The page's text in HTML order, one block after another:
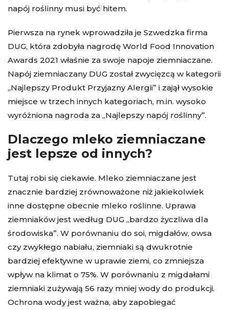
napój roślinny musi być hitem.
Pierwsza na rynek wprowadziła je Szwedzka firma
DUG, która zdobyła nagrodę World Food Innovation
Awards 2021 właśnie za swoje napoje ziemniaczane.
Napój ziemniaczany DUG został zwycięzcą w kategorii
„Najlepszy Produkt Przyjazny Alergii” i zajął wysokie
miejsce w trzech innych kategoriach, m.in. wysoko
wyróżniona nagroda za „Najlepszy napój roślinny”.
Dlaczego mleko ziemniaczane
jest lepsze od innych?
Tutaj robi się ciekawie. Mleko ziemniaczane jest
znacznie bardziej zrównoważone niż jakiekolwiek
inne dostępne obecnie mleko roślinne. Uprawa
ziemniaków jest według DUG „bardzo życzliwa dla
środowiska”. W porównaniu do soi, migdałów, owsa
czy zwykłego nabiału, ziemniaki są dwukrotnie
bardziej efektywne w uprawie ziemi, co zmniejsza
wpływ na klimat o 75%. W porównaniu z migdałami
ziemniaki zużywają 56 razy mniej wody do produkcji.
Ochrona wody jest ważna, aby zapobiegać